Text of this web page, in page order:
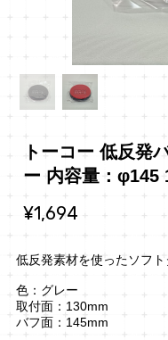
トーコー 低反発
ー 内容量：φ145
¥1,694
低反発素材を使ったソフ
色：グレー
取付面：130mm
バフ面：145mm